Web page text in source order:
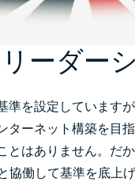
ーダー
準を設定しています
ターネット構築を目
とはありません。だ
協働して基準を底上